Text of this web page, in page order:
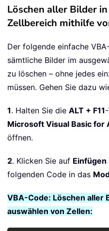
Löschen aller Bilder
Zellbereich mithilfe
Der folgende einfache
sämtliche Bilder im
zu löschen – ohne jedes
müssen. Gehen Sie dazu
1. Halten Sie die ALT + F11
Microsoft Visual Basic for
öffnen.
2. Klicken Sie auf Einfügen
folgenden Code in das
VBA-Code: Löschen aller
auswählen von Zellen: